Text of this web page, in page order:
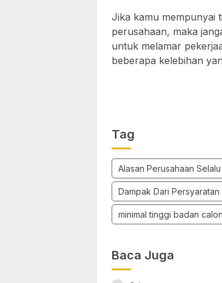
Jika kamu mempunyai
perusahaan, maka
untuk melamar
beberapa kelebihan
Tag
Alasan Perusahaan
Dampak Dari
minimal tinggi badan
Baca Juga